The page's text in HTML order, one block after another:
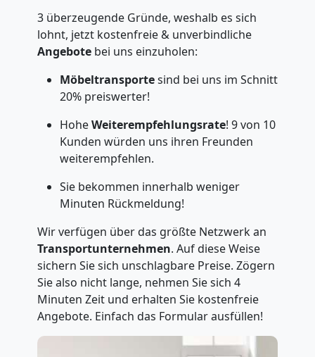
3 überzeugende Gründe, weshalb es sich
lohnt, jetzt kostenfreie & unverbindliche
Angebote bei uns einzuholen:
Möbeltransportesind bei uns im Schnitt
20% preiswerter!
HoheWeiterempfehlungsrate! 9 von 10
Kunden würden uns ihren Freunden
weiterempfehlen.
Sie bekommen innerhalb weniger
Minuten Rückmeldung!
Wir verfügen über das größte Netzwerk an
Transportunternehmen. Auf diese Weise
sichern Sie sich unschlagbare Preise. Zögern
Sie also nicht lange, nehmen Sie sich 4
Minuten Zeit und erhalten Sie kostenfreie
Angebote. Einfach das Formular ausfüllen!